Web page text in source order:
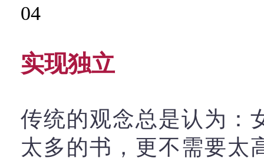
04
实现独立
传统的观念总是认为：
太多的书，更不需要太